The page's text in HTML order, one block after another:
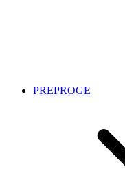
PREPROGE